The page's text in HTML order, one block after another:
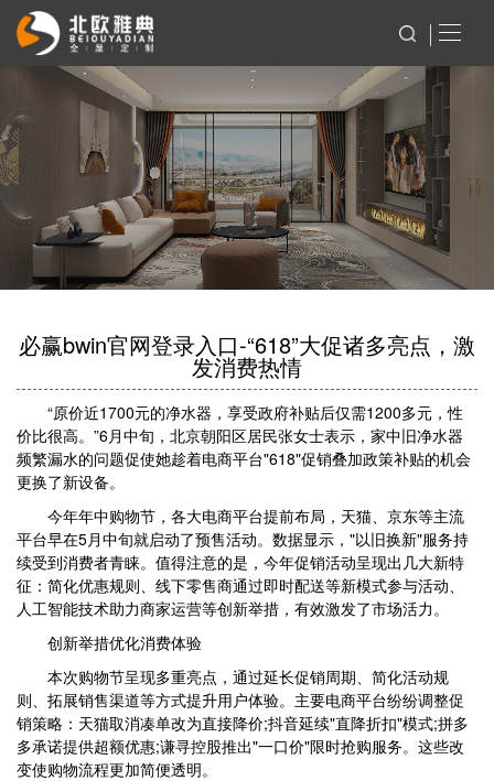
必赢bwin官网登录入口-“618”大促诸多亮点，激
发消费热情
“原价近1700元的净水器，享受政府补贴后仅需1200多元，性
价比很高。”6月中旬，北京朝阳区居民张女士表示，家中旧净水器
频繁漏水的问题促使她趁着电商平台"618"促销叠加政策补贴的机会
更换了新设备。
今年年中购物节，各大电商平台提前布局，天猫、京东等主流
平台早在5月中旬就启动了预售活动。数据显示，"以旧换新"服务持
续受到消费者青睐。值得注意的是，今年促销活动呈现出几大新特
征：简化优惠规则、线下零售商通过即时配送等新模式参与活动、
人工智能技术助力商家运营等创新举措，有效激发了市场活力。
创新举措优化消费体验
本次购物节呈现多重亮点，通过延长促销周期、简化活动规
则、拓展销售渠道等方式提升用户体验。主要电商平台纷纷调整促
销策略：天猫取消凑单改为直接降价;抖音延续"直降折扣"模式;拼多
多承诺提供超额优惠;谦寻控股推出"一口价"限时抢购服务。这些改
变使购物流程更加简便透明。